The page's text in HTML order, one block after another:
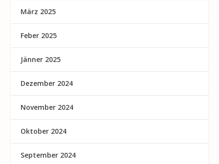
März 2025
Feber 2025
Jänner 2025
Dezember 2024
November 2024
Oktober 2024
September 2024